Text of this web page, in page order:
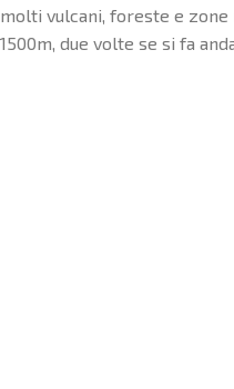
molti vulcani, foreste e
1500m, due volte se si fa